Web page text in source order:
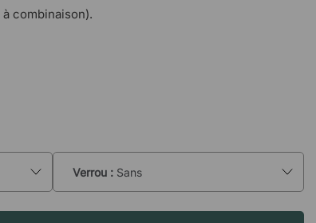
combinaison).
Verrou : Sans